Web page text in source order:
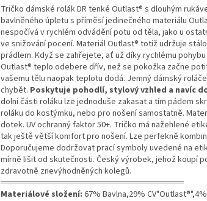
Tričko dámské rolák DR tenké Outlast® s dlouhým
bavlněného úpletu s příměsí jedinečného materiálu
nespočívá v rychlém odvádění potu od těla, jako u
ve snižování pocení. Materiál Outlast® totiž udržuje
prádlem. Když se zahřejete, ať už díky rychlému
Outlast® teplo odebere dřív, než se pokožka začne
vašemu tělu naopak teplotu dodá. Jemný dámský
chybět. Poskytuje pohodlí, stylový vzhled a navíc
dolní části roláku lze jednoduše zakasat a tím pádem
roláku do kostýmku, nebo pro nošení samostatně.
dotek. UV ochranný faktor 50+. Tričko má nažehlené
tak ještě větší komfort pro nošení. Lze perfekně
Doporučujeme dodržovat prací symboly uvedené na
mírně lišit od skutečnosti. Český výrobek, jehož koupí
zdravotně znevýhodněných kolegů.
══════════════════════════════
Materiálové složení: 67% Bavlna,29%